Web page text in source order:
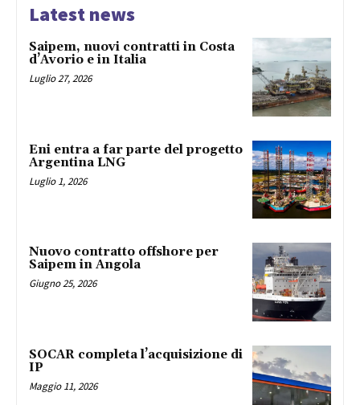
Latest news
Saipem, nuovi contratti in Costa
d’Avorio e in Italia
Luglio 27, 2026
Eni entra a far parte del progetto
Argentina LNG
Luglio 1, 2026
Nuovo contratto offshore per
Saipem in Angola
Giugno 25, 2026
SOCAR completa l’acquisizione di
IP
Maggio 11, 2026